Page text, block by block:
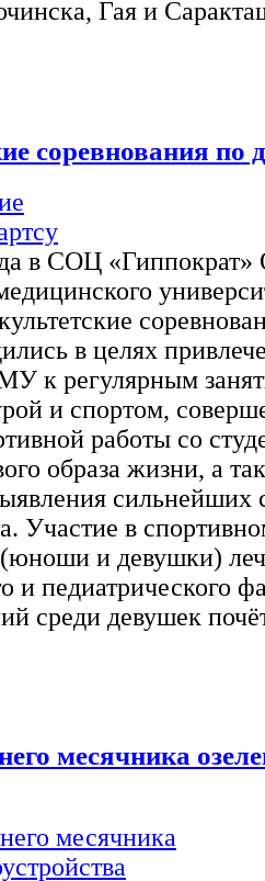
Гая и
соревнования по
в СОЦ «Гиппократ»
в целях
к регулярным
и спортом,
работы со
образа жизни, а
сильнейших
Участие в
и девушки)
и педиатрического
среди девушек
месячника